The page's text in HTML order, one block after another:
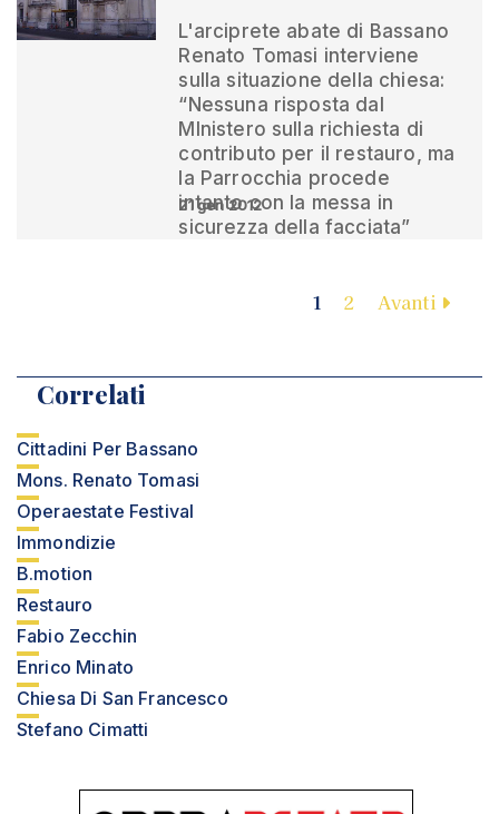
L'arciprete abate di Bassano
Renato Tomasi interviene
sulla situazione della chiesa:
“Nessuna risposta dal
MInistero sulla richiesta di
contributo per il restauro, ma
la Parrocchia procede
intanto con la messa in
sicurezza della facciata”
21 gen 2012
1 2 Avanti
Correlati
Cittadini Per Bassano
Mons. Renato Tomasi
Operaestate Festival
Immondizie
B.motion
Restauro
Fabio Zecchin
Enrico Minato
Chiesa Di San Francesco
Stefano Cimatti